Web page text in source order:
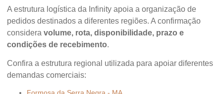
A estrutura logística da Infinity apoia a organização de
pedidos destinados a diferentes regiões. A confirmação
considera volume, rota, disponibilidade, prazo e
condições de recebimento.
Confira a estrutura regional utilizada para apoiar diferentes
demandas comerciais: